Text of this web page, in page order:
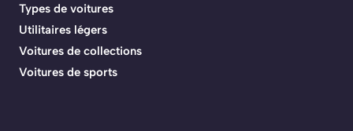
Types de voitures
Utilitaires légers
Voitures de collections
Voitures de sports